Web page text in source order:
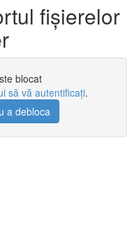
fișierelor
blocat
să vă autentificați.
a debloca